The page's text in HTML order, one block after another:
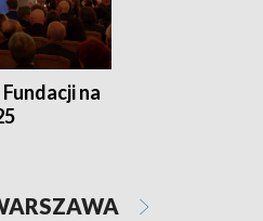
na